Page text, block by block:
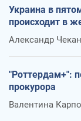
Украина в
происходит в
Александр
"Роттердам+":
прокурора
Валентина